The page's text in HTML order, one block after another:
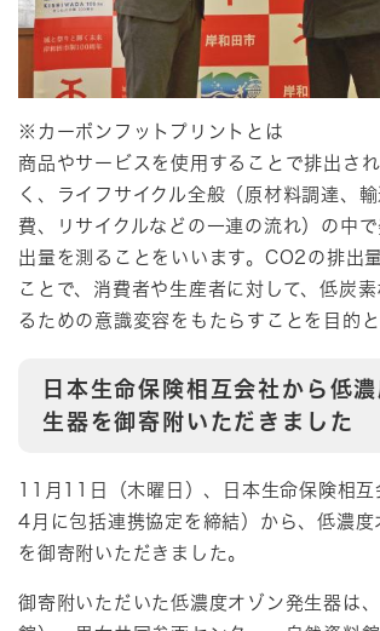
※カーボンフットプリントとは
商品やサービスを使用することで排出さ
く、ライフサイクル全般（原材料調達、
費、リサイクルなどの一連の流れ）の中
出量を測ることをいいます。CO2の排出
ことで、消費者や生産者に対して、低炭
るための意識変容をもたらすことを目的と
日本生命保険相互会社から低
生器を御寄附いただきました
11月11日（木曜日）、日本生命保険相
4月に包括連携協定を締結）から、低濃
を御寄附いただきました。
御寄附いただいた低濃度オゾン発生器は